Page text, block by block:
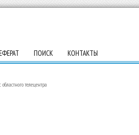
ПОИСК КОНТАКТЫ
телецентра